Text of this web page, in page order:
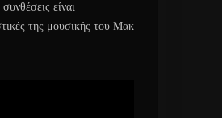
είναι
της μουσικής του Μακ